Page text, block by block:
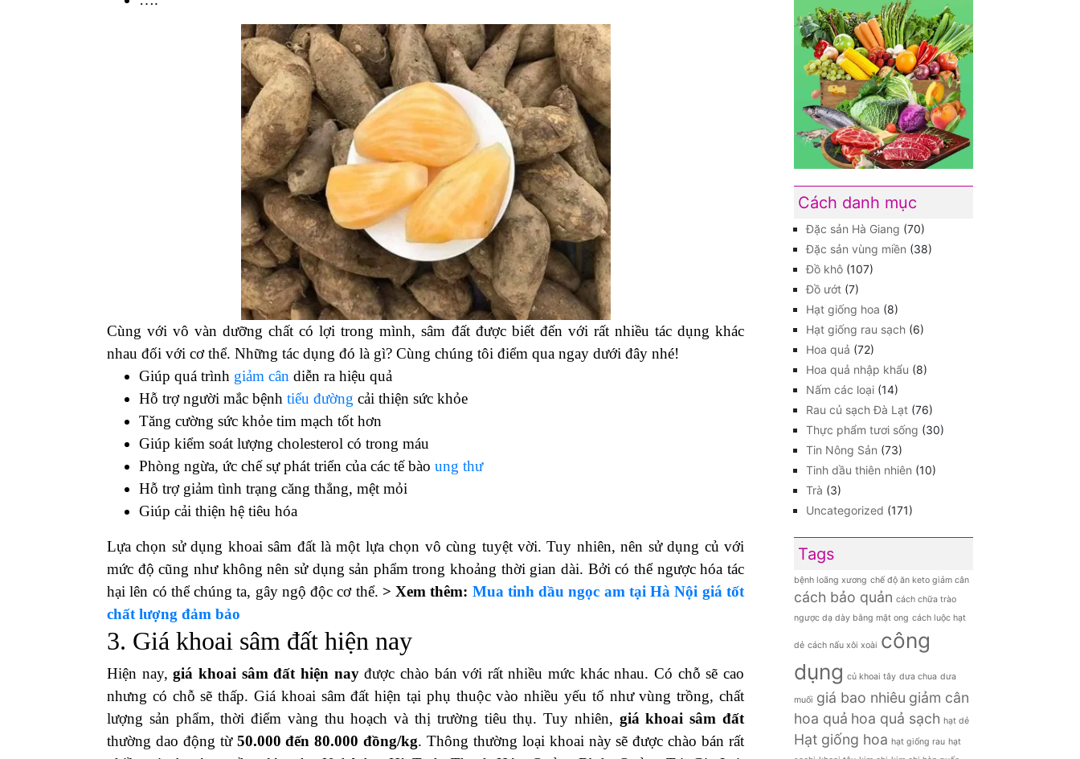
Sắt
Các chất khoáng có lợi
Fructooligosaccharides
Cùng với vô vàn dưỡng chất có lợi trong mình, sâm đất được biết đến với rất nhiều tác dụng khác
nhau đối với cơ thể. Những tác dụng đó là gì? Cùng chúng tôi điểm qua ngay dưới đây nhé!
Giúp quá trìnhgiảm cân
Hỗ trợ người mắc bệnh
tiểu đườngcải thiện sức khỏe
Tăng cường sức khỏe tim mạch tốt hơn
Giúp kiểm soát lượng cholesterol có trong máu
Phòng ngừa, ức chế sự phát triển của các tế bàoung thư
Hỗ trợ giảm tình trạng căng thẳng, mệt mỏi
Giúp cải thiện hệ tiêu hóa
Cách danh mục
Đặc sản Hà Giang(70)
Đặc sản vùng miền
Đồ khô
(107)
Hạt giống rau sạch
Hoa quả(72)
Hoa quả nhập khẩu(8)
Nấm các loại (14)
Rau củ sạch Đà Lạt (76)
Thực phẩm tươi sống
Tin Nông Sản
(73)
Tinh dầu thiên nhiên(10)
Trà (3)
Uncategorized(171)